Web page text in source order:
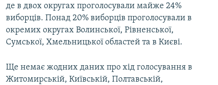
де в двох округах проголосували майже 24%
виборців. Понад 20% виборців проголосували в
окремих округах Волинської, Рівненської,
Сумської, Хмельницької областей та в Києві.
Ще немає жодних даних про хід голосування в
Житомирській, Київській, Полтавській,